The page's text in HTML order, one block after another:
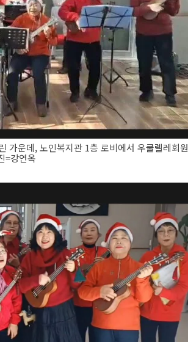
가운데, 노인복지관 1층 로비에서 우쿨렐레회원
=강연옥